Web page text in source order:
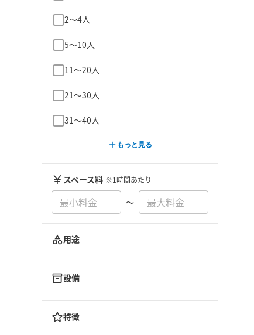
2〜4人
5〜10人
11〜20人
21〜30人
31〜40人
もっと見る
スペース料 ※1時間あたり
〜
用途
設備
特徴